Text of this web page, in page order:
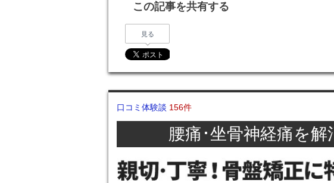
この記事を共有する
見る
口コミ体験談 156件
腰痛･坐骨神経痛を